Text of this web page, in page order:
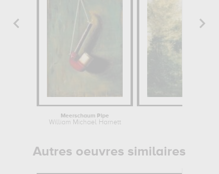
Meerschaum Pipe
William Michael Harnett
Autres oeuvres similaires